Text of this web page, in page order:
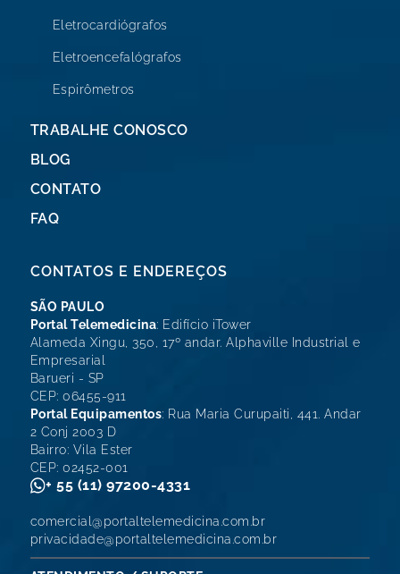
Eletrocardiógrafos
Eletroencefalógrafos
Espirômetros
TRABALHE CONOSCO
BLOG
CONTATO
FAQ
CONTATOS E ENDEREÇOS
SÃO PAULO
Portal Telemedicina: Edifício iTower
Alameda Xingu, 350, 17º andar. Alphaville Industrial e
Empresarial
Barueri - SP
CEP: 06455-911
Portal Equipamentos: Rua Maria Curupaiti, 441. Andar
2 Conj 2003 D
Bairro: Vila Ester
CEP: 02452-001
+ 55 (11) 97200-4331
comercial@portaltelemedicina.com.br
privacidade@portaltelemedicina.com.br